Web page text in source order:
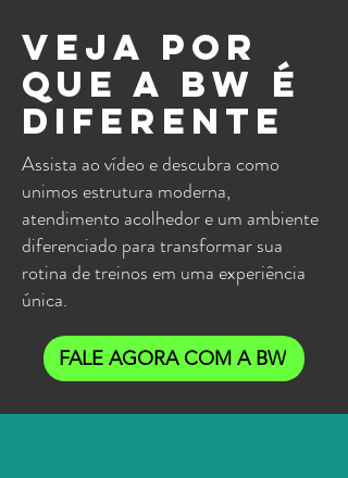
Veja por
que a BW é
diferente
Assista ao vídeo e descubra como
unimos estrutura moderna,
atendimento acolhedor e um ambiente
diferenciado para transformar sua
rotina de treinos em uma experiência
única.
FALE AGORA COM A BW